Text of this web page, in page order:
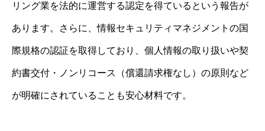
リング業を法的に運営する認定を得ているという報告が
あります。さらに、情報セキュリティマネジメントの国
際規格の認証を取得しており、個人情報の取り扱いや契
約書交付・ノンリコース（償還請求権なし）の原則など
が明確にされていることも安心材料です。